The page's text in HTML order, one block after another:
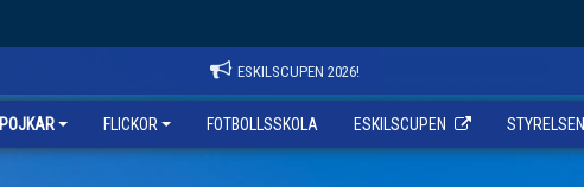
ESKILSCUPEN 2026!
POJKAR FLICKOR FOTBOLLSSKOLA ESKILSCUPEN STYRELSEN